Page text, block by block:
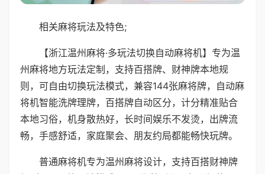
相关麻将玩法及特色;
【浙江温州麻将·多玩法切换自动麻将机】专为温
州麻将地方玩法定制，支持百搭牌、财神牌本地规
则，可自由切换玩法模式，兼容144张麻将牌，自动麻
将机智能洗牌理牌，百搭牌自动区分，计分精准贴合
本地习俗，机身散热好，长时间娱乐不发烫，出牌流
畅，手感舒适，家庭聚会、朋友约局都能畅快玩牌。
普通麻将机专为温州麻将设计，支持百搭财神牌